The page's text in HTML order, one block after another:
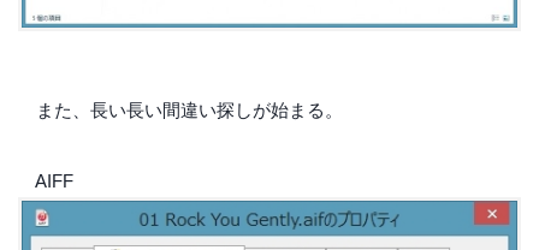
また、長い長い間違い探しが始まる。
AIFF